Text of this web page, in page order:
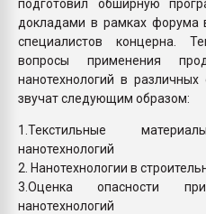
подготовил обширную
докладами в рамках форума
специалистов концерна.
вопросы применения
нанотехнологий в
звучат следующим образом:
1.Текстильные
нанотехнологий
2. Нанотехнологии в
3.Оценка опасности
нанотехнологий